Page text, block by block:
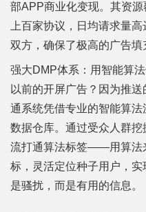
部APP商业化变现。其资源
上百家协议，日均请求量
双方，确保了极高的广告填
强大DMP体系：用智能算
以前的开屏广告？因为推
通系统凭借专业的智能算
数据仓库。通过受众人群
流打通算法标签——用算法
标，灵活定位种子用户，
是骚扰，而是有用的信息。